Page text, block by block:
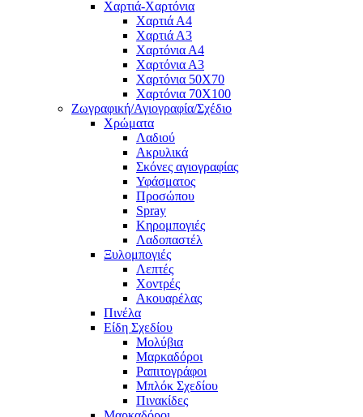
Χαρτιά-Χαρτόνια
Χαρτιά Α4
Χαρτιά Α3
Χαρτόνια Α4
Χαρτόνια Α3
Χαρτόνια 50Χ70
Χαρτόνια 70Χ100
Ζωγραφική/Αγιογραφία/Σχέδιο
Χρώματα
Λαδιού
Ακρυλικά
Σκόνες αγιογραφίας
Υφάσματος
Προσώπου
Spray
Κηρομπογιές
Λαδοπαστέλ
Ξυλομπογιές
Λεπτές
Χοντρές
Ακουαρέλας
Πινέλα
Είδη Σχεδίου
Μολύβια
Μαρκαδόροι
Ραπιτογράφοι
Μπλόκ Σχεδίου
Πινακίδες